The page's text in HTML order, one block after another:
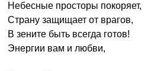
Небесные просторы покоряет,
Страну защищает от врагов,
В зените быть всегда готов!
Энергии вам и любви,